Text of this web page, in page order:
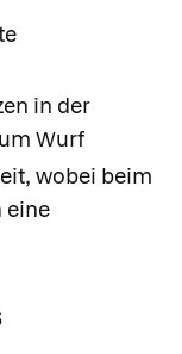
in der
Wurf
wobei beim
eine